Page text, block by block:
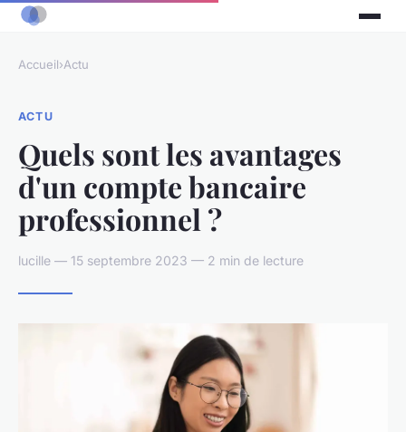
Accueil›Actu
ACTU
Quels sont les avantages
d'un compte bancaire
professionnel ?
lucille — 15 septembre 2023 — 2 min de lecture